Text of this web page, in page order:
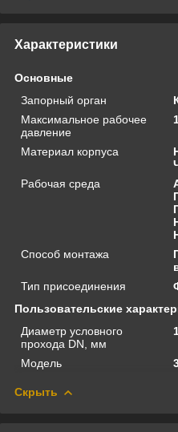
Характеристики
Основные
Запорный орган
Максимальное рабочее
давление
Материал корпуса
Рабочая среда
Способ монтажа
Тип присоединения
Пользовательские
Диаметр условного
прохода DN, мм
Модель
Скрыть